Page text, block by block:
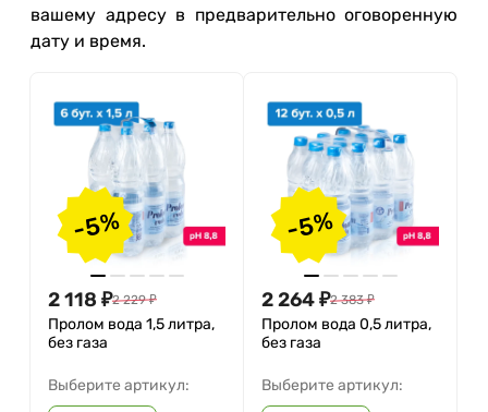
вашему адресу в предварительно оговоренную
дату и время.
-5%
2 118 ₽2 229 ₽
Пролом вода 1,5 литра,
без газа
Выберите артикул:
-5%
2 264₽2 383 ₽
Пролом вода 0,5 литра,
без газа
Выберите артикул: